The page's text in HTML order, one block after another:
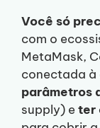
Você só
com o
MetaMask,
conectada à
parâmetros
supply) eter